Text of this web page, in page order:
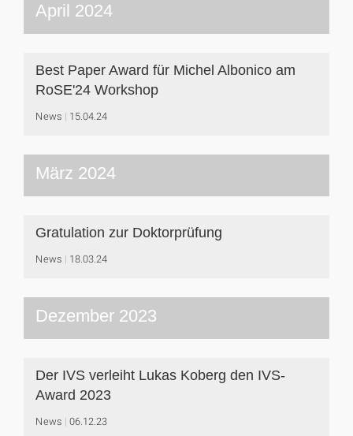
April 2024
Best Paper Award für Michel Albonico am
RoSE'24 Workshop
News 15.04.24
März 2024
Gratulation zur Doktorprüfung
News 18.03.24
Dezember 2023
Der IVS verleiht Lukas Koberg den IVS-
Award 2023
News 06.12.23